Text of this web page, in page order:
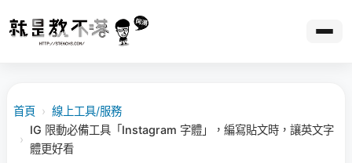
首頁 › 線上工具/服務
›
IG 限動必備工具「Instagram 字體」，編寫貼文時，讓英文字
體更好看